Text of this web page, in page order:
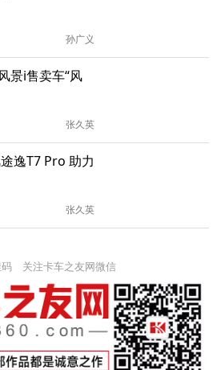
孙广义
景i售卖车“风
张久英
逸T7 Pro 助力
张久英
码 关注卡车之友网微信